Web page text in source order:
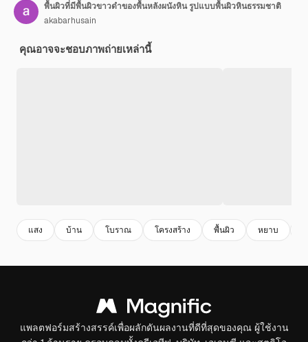
พื้นผิวที่มีพื้นผิวขาวดำของพื้นหลังผนังหิน รูปแบบพื้นผิวหินธรรมชาติ
akabarhusain
คุณอาจจะชอบภาพถ่ายเหล่านี้
แสง บ้าน โบราณ โครงสร้าง พื้นผิว หยาบ
แพลตฟอร์มสร้างสรรค์เพื่อผลักดันผลงานที่ดีที่สุดของคุณ ผู้ใช้งาน